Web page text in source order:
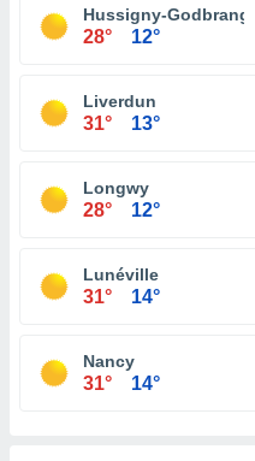
Hussigny-Godbrange
28° 12°
Liverdun
31° 13°
Longwy
28° 12°
Lunéville
31° 14°
Nancy
31° 14°